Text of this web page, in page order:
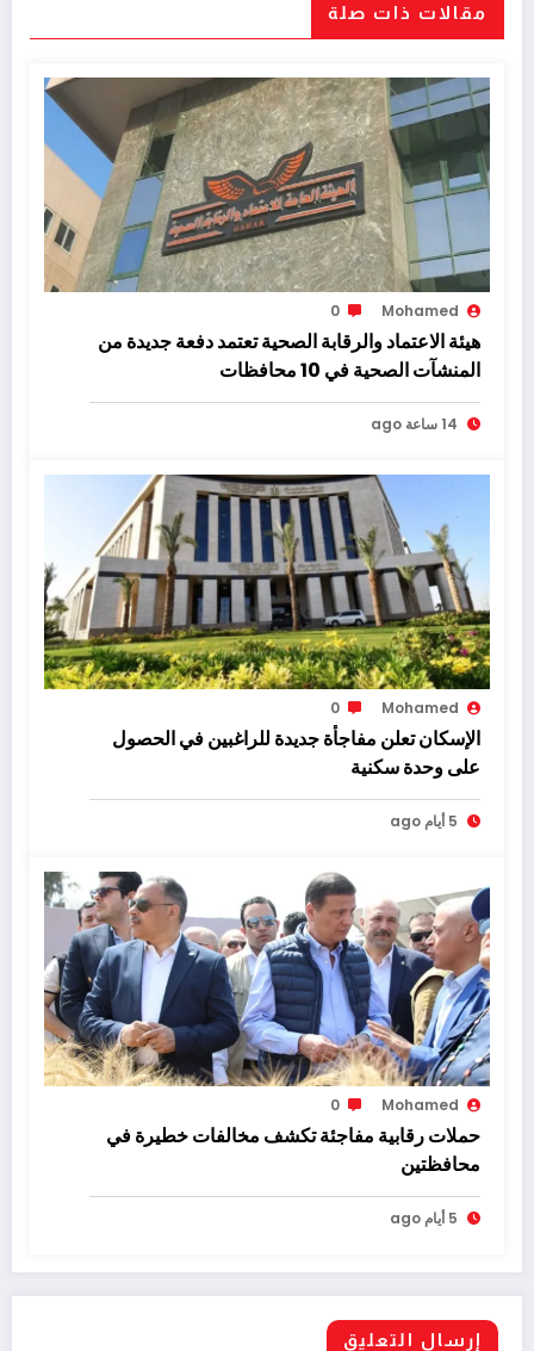
مقالات ذات صلة
Mohamed
0
هيئة الاعتماد والرقابة الصحية تعتمد دفعة جديدة من
المنشآت الصحية في 10 محافظات
14 ساعة ago
Mohamed
0
الإسكان تعلن مفاجأة جديدة للراغبين في الحصول
على وحدة سكنية
5 أيام ago
Mohamed
0
حملات رقابية مفاجئة تكشف مخالفات خطيرة في
محافظتين
5 أيام ago
إرسال التعليق